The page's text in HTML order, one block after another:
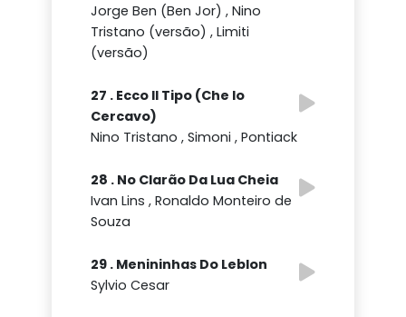
Jorge Ben (Ben Jor) , Nino
Tristano (versão) , Limiti
(versão)
27 . Ecco Il Tipo (Che Io
Cercavo)
Nino Tristano , Simoni , Pontiack
28 . No Clarão Da Lua Cheia
Ivan Lins , Ronaldo Monteiro de
Souza
29 . Menininhas Do Leblon
Sylvio Cesar